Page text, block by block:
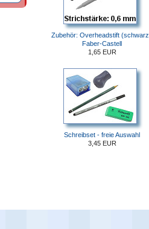
Zubehör: Overheadstift
Faber-Castell
1,65 EUR
Schreibset - freie Auswahl
3,45 EUR